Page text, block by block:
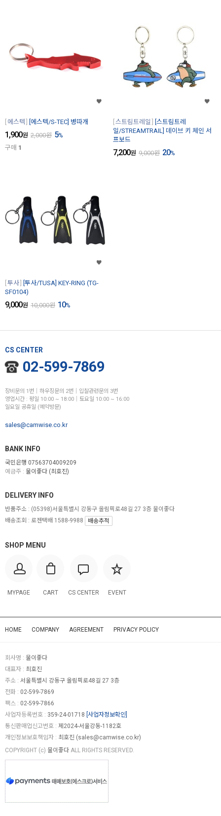
에스텍 [에스텍/S-TEC] 병따개
1,900원 2,000원 5%
구매 1
스트림트레일
[스트림트레
일/STREAMTRAIL] 데이브 키 체인 서
프보드
7,200원 9,000원 20%
투사
[투사/TUSA] KEY-RING (TG-
SF0104)
9,000원 10,000원 10%
CS CENTER
02-599-7869
장비문의 1번│하우징문의 2번│입찰관련문의 3번
영업시간 : 평일 10:00 ~ 18:00│토요일 10:00 ~ 16:00
일요일 공휴일 (예약방문)
sales@camwise.co.kr
BANK INFO
국민은행 07563704009209
예금주 : 물이좋다 (최호진)
SHOP MENU
MYPAGE CART CS CENTER EVENT
DELIVERY INFO
반품주소 : (05398)서울특별시 강동구 올림픽로48길 27 3층 물이좋다
배송조회 : 로젠택배 1588-9988
배송추적
HOME COMPANY AGREEMENT PRIVACY POLICY
회사명 : 물이좋다
대표자 : 최호진
주소 : 서울특별시 강동구 올림픽로48길 27 3층
전화 : 02-599-7869
팩스 : 02-599-7866
사업자등록번호 : 359-24-01718 [사업자정보확인]
통신판매업신고번호 : 제2024-서울강동-1182호
개인정보보호책임자 : 최호진 (sales@camwise.co.kr)
COPYRIGHT (c) 물이좋다 ALL RIGHTS RESERVED.